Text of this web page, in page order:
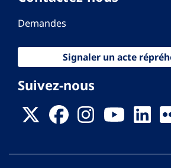
Demandes
Signaler un acte
Suivez-nous